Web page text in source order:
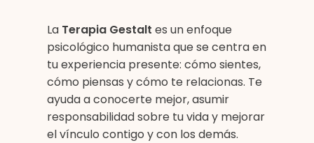
La Terapia Gestalt es un enfoque
psicológico humanista que se centra en
tu experiencia presente: cómo sientes,
cómo piensas y cómo te relacionas. Te
ayuda a conocerte mejor, asumir
responsabilidad sobre tu vida y mejorar
el vínculo contigo y con los demás.